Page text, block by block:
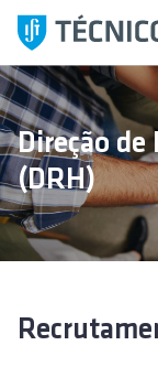
l
t
a
r
p
a
a
Direção
(DRH)